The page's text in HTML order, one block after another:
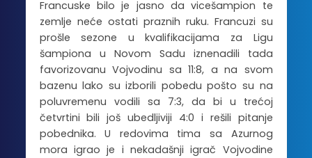
Francuske bilo je jasno da vicešampion te
zemlje neće ostati praznih ruku. Francuzi su
prošle sezone u kvalifikacijama za Ligu
šampiona u Novom Sadu iznenadili tada
favorizovanu Vojvodinu sa 11:8, a na svom
bazenu lako su izborili pobedu pošto su na
poluvremenu vodili sa 7:3, da bi u trećoj
četvrtini bili još ubedljiviji 4:0 i rešili pitanje
pobednika. U redovima tima sa Azurnog
mora igrao je i nekadašnji igrač Vojvodine